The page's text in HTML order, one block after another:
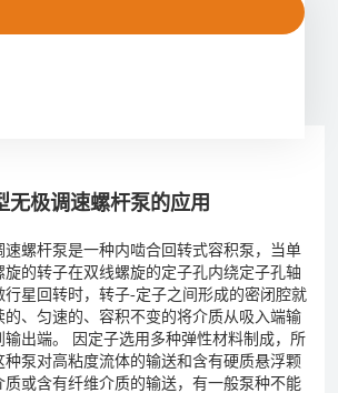
56386999
静安区共和新路3088弄（祥腾财富广场）2号
无极调速螺杆泵的应用
速螺杆泵是一种内啮合回转式容积泵，当单
旋的转子在双线螺旋的定子孔内绕定子孔轴
行星回转时，转子-定子之间形成的密闭腔就
的、匀速的、容积不变的将介质从吸入端输
输出端。 因定子选用多种弹性材料制成，所
种泵对高粘度流体的输送和含有硬质悬浮颗
质或含有纤维介质的输送，有一般泵种不能